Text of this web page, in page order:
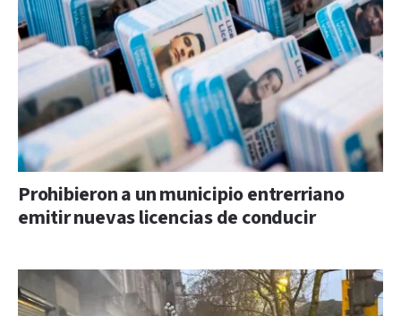
Prohibieron a un municipio entrerriano
emitir nuevas licencias de conducir